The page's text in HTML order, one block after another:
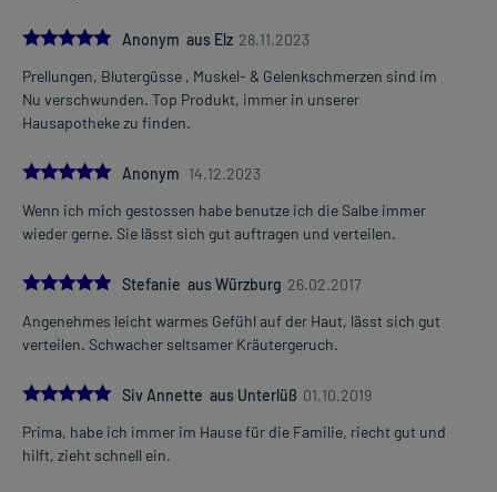
Generell gilt: Achten Sie vor allem bei Säuglingen, Kleinkindern und
Zweifelsfalle fragen Sie Ihren Arzt oder Apotheker nach etwaigen
Auswirkungen oder Vorsichtsmaßnahmen.
Packungsbeilage abweichen. Da der Arzt sie individuell abstimmt,
anwenden.
Gegenanzeigen:
- Überempfindlichkeit gegen die Inhaltsstoffe
Welche Altersgruppe ist zu beachten?
- Kinder unter 12 Jahren: Das Arzneimittel sollte in dieser
5.0Anonym aus Elz 28.11.2023
Prellungen, Blutergüsse , Muskel- & Gelenkschmerzen sind im
Nu verschwunden. Top Produkt, immer in unserer
Hausapotheke zu finden.
5.0Anonym 14.12.2023
Wenn ich mich gestossen habe benutze ich die Salbe immer
wieder gerne. Sie lässt sich gut auftragen und verteilen.
5.0
Stefanie aus Würzburg 26.02.2017
Angenehmes leicht warmes Gefühl auf der Haut, lässt sich gut
verteilen. Schwacher seltsamer Kräutergeruch.
5.0
Siv Annette aus Unterlüß 01.10.2019
Prima, habe ich immer im Hause für die Familie, riecht gut und
hilft, zieht schnell ein.